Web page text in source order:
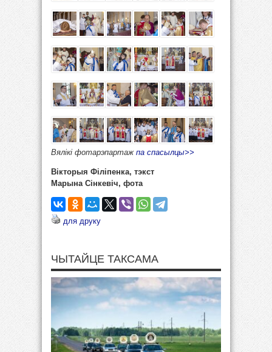
Вялікі фотарэпартаж па спасылцы>>
Вікторыя Філіпенка, тэкст
Марына Сінкевіч, фота
для друку
ЧЫТАЙЦЕ ТАКСАМА